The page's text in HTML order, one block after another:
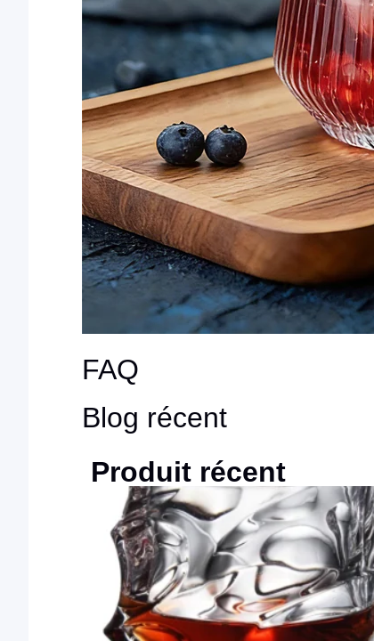
FAQ
Blog récent
Produit récent